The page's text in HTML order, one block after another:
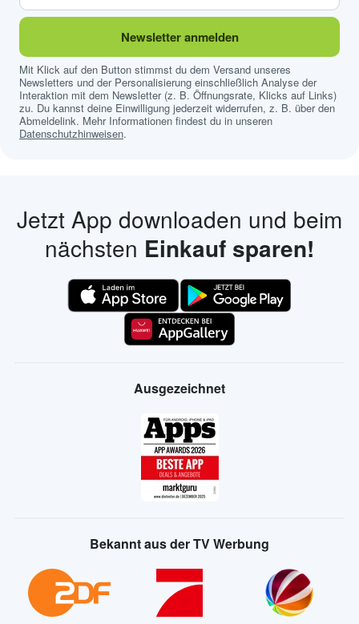
Newsletter anmelden
Mit Klick auf den Button stimmst du dem Versand unseres
Newsletters und der Personalisierung einschließlich Analyse der
Interaktion mit dem Newsletter (z. B. Öffnungsrate, Klicks auf Links)
zu. Du kannst deine Einwilligung jederzeit widerrufen, z. B. über den
Abmeldelink. Mehr Informationen findest du in unseren
Datenschutzhinweisen.
Jetzt App downloaden und beim
nächsten Einkauf sparen!
Ausgezeichnet
Bekannt aus der TV Werbung